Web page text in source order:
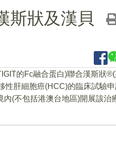
斯狀及漢貝
的Fc融合蛋白)聯合漢斯狀
性肝細胞癌(HCC)的臨床試驗
(不包括港澳台地區)開展該治